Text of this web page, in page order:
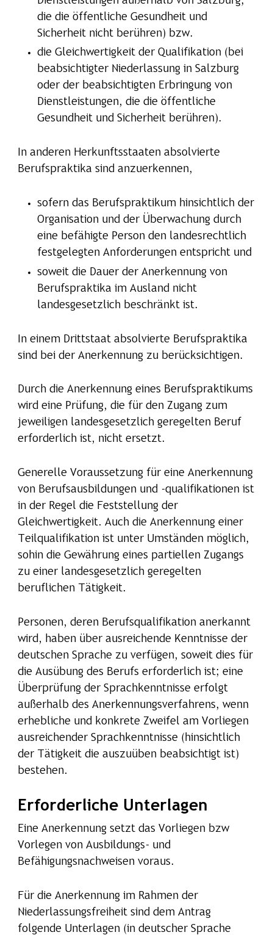
die die öffentliche Gesundheit und
Sicherheit nicht berühren) bzw.
die Gleichwertigkeit der Qualifikation (bei
beabsichtigter Niederlassung in Salzburg
oder der beabsichtigten Erbringung von
Dienstleistungen, die die öffentliche
Gesundheit und Sicherheit berühren).
In anderen Herkunftsstaaten absolvierte
Berufspraktika sind anzuerkennen,
sofern das Berufspraktikum hinsichtlich der
Organisation und der Überwachung durch
eine befähigte Person den landesrechtlich
festgelegten Anforderungen entspricht und
soweit die Dauer der Anerkennung von
Berufspraktika im Ausland nicht
landesgesetzlich beschränkt ist.
In einem Drittstaat absolvierte Berufspraktika
sind bei der Anerkennung zu berücksichtigen.
Durch die Anerkennung eines Berufspraktikums
wird eine Prüfung, die für den Zugang zum
jeweiligen landesgesetzlich geregelten Beruf
erforderlich ist, nicht ersetzt.
Generelle Voraussetzung für eine Anerkennung
von Berufsausbildungen und -qualifikationen ist
in der Regel die Feststellung der
Gleichwertigkeit. Auch die Anerkennung einer
Teilqualifikation ist unter Umständen möglich,
sohin die Gewährung eines partiellen Zugangs
zu einer landesgesetzlich geregelten
beruflichen Tätigkeit.
Personen, deren Berufsqualifikation anerkannt
wird, haben über ausreichende Kenntnisse der
deutschen Sprache zu verfügen, soweit dies für
die Ausübung des Berufs erforderlich ist; eine
Überprüfung der Sprachkenntnisse erfolgt
außerhalb des Anerkennungsverfahrens, wenn
erhebliche und konkrete Zweifel am Vorliegen
ausreichender Sprachkenntnisse (hinsichtlich
der Tätigkeit die auszuüben beabsichtigt ist)
bestehen.
Erforderliche Unterlagen
Eine Anerkennung setzt das Vorliegen bzw
Vorlegen von Ausbildungs- und
Befähigungsnachweisen voraus.
Für die Anerkennung im Rahmen der
Niederlassungsfreiheit sind dem Antrag
folgende Unterlagen (in deutscher Sprache